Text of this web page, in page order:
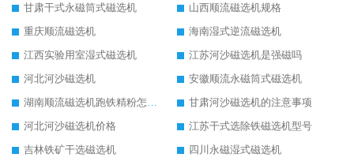
甘肃干式永磁筒式磁选机
山西顺流磁选机规格
重庆顺流磁选机
海南湿式逆流磁选机
江西实验用室湿式磁选机
江苏河沙磁选机是强磁吗
河北河沙磁选机
安徽顺流永磁筒式磁选机
湖南顺流磁选机跑铁精粉怎么处理
甘肃河沙磁选机的注意事项
河北河沙磁选机价格
江苏干式选除铁磁选机型号
吉林铁矿干选磁选机
四川永磁湿式磁选机